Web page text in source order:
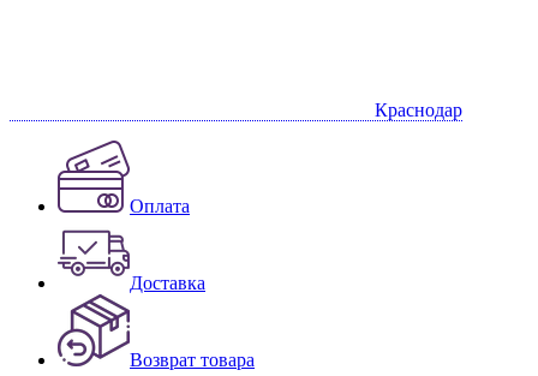
Краснодар
Оплата
Доставка
Возврат товара